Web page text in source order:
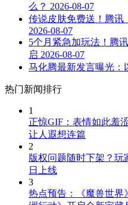
么？ 2026-08-07
传说皮肤免费送！腾讯
2026-08-07
5个月紧急加玩法！腾
启 2026-08-07
马化腾最新发言曝光：
热门新闻排行
1
正惊GIF：表情如此羞
让人遐想连篇
2
版权问题随时下架？玩
日上线
3
热点预告：《魔兽世界